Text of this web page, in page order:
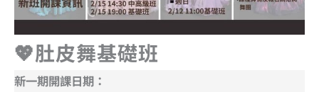
💖肚皮舞基礎班
新一期開課日期：